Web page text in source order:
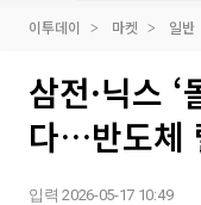
이투데이 마켓 일반
삼전·닉스
다…반도체
입력 2026-05-17 10:49